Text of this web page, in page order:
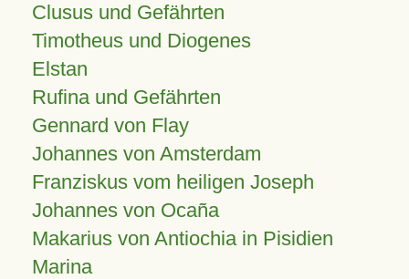
Clusus und Gefährten
Timotheus und Diogenes
Elstan
Rufina und Gefährten
Gennard von Flay
Johannes von Amsterdam
Franziskus vom heiligen Joseph
Johannes von Ocaña
Makarius von Antiochia in Pisidien
Marina